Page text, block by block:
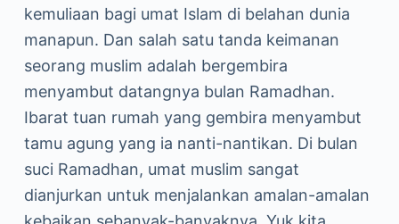
kemuliaan bagi umat Islam di belahan dunia
manapun. Dan salah satu tanda keimanan
seorang muslim adalah bergembira
menyambut datangnya bulan Ramadhan.
Ibarat tuan rumah yang gembira menyambut
tamu agung yang ia nanti-nantikan. Di bulan
suci Ramadhan, umat muslim sangat
dianjurkan untuk menjalankan amalan-amalan